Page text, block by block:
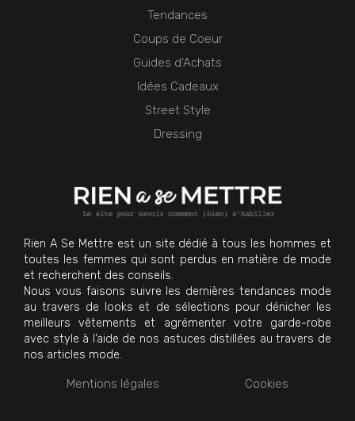
Rien A Se Mettre est un site dédié à tous les hommes et
toutes les femmes qui sont perdus en matière de mode
et recherchent des conseils.
Nous vous faisons suivre les dernières tendances mode
au travers de looks et de sélections pour dénicher les
meilleurs vêtements et agrémenter votre garde-robe
avec style à l’aide de nos astuces distillées au travers de
nos articles mode.
Mentions légales Cookies
Tendances
Coups de Coeur
Guides d'Achats
Idées Cadeaux
Street Style
Dressing